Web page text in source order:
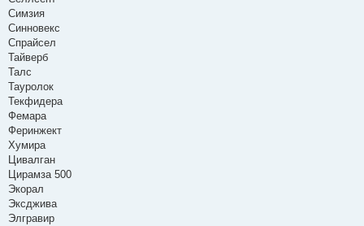
Симзия
Синновекс
Спрайсел
Тайверб
Талс
Тауролок
Текфидера
Фемара
Феринжект
Хумира
Цивалган
Цирамза 500
Экорал
Эксджива
Элгравир